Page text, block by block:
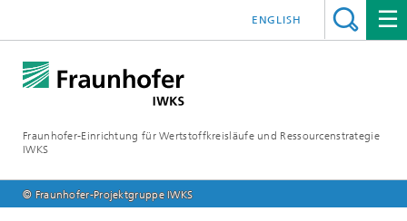
Fraunhofer-Einrichtung für Wertstoffkreisläufe und Ressourcenstrategie
IWKS
ENGLISH
© Fraunhofer-Projektgruppe IWKS